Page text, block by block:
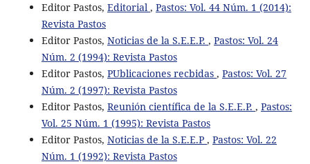
Editor Pastos, Editorial , Pastos: Vol. 44 Núm. 1 (2014):
Revista Pastos
Editor Pastos, Noticias de la S.E.E.P. , Pastos: Vol. 24
Núm. 2 (1994): Revista Pastos
Editor Pastos, PUblicaciones recbidas , Pastos: Vol. 27
Núm. 2 (1997): Revista Pastos
Editor Pastos, Reunión científica de la S.E.E.P. , Pastos:
Vol. 25 Núm. 1 (1995): Revista Pastos
Editor Pastos, Noticias de la S.E.E.P , Pastos: Vol. 22
Núm. 1 (1992): Revista Pastos